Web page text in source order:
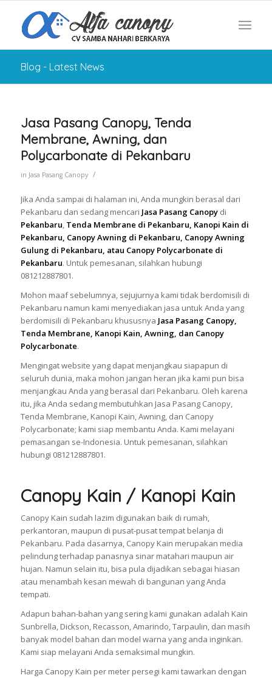
Blog - Latest News
Jasa Pasang Canopy, Tenda
Membrane, Awning, dan
Polycarbonate di Pekanbaru
in Jasa Pasang Canopy /
Jika Anda sampai di halaman ini, Anda mungkin berasal dari
Pekanbaru dan sedang mencari Jasa Pasang Canopy di
Pekanbaru, Tenda Membrane di Pekanbaru, Kanopi Kain di
Pekanbaru, Canopy Awning di Pekanbaru, Canopy Awning
Gulung di Pekanbaru, atau Canopy Polycarbonate di
Pekanbaru. Untuk pemesanan, silahkan hubungi
081212887801.
Mohon maaf sebelumnya, sejujurnya kami tidak berdomisili di
Pekanbaru namun kami menyediakan jasa untuk Anda yang
berdomisili di Pekanbaru khususnya Jasa Pasang Canopy,
Tenda Membrane, Kanopi Kain, Awning, dan Canopy
Polycarbonate.
Mengingat website yang dapat menjangkau siapapun di
seluruh dunia, maka mohon jangan heran jika kami pun bisa
menjangkau Anda yang berasal dari Pekanbaru. Oleh karena
itu, jika Anda sedang membutuhkan Jasa Pasang Canopy,
Tenda Membrane, Kanopi Kain, Awning, dan Canopy
Polycarbonate; kami siap membantu Anda. Kami melayani
pemasangan se-Indonesia. Untuk pemesanan, silahkan
hubungi 081212887801.
Canopy Kain / Kanopi Kain
Canopy Kain sudah lazim digunakan baik di rumah,
perkantoran, maupun di pusat-pusat tempat belanja di
Pekanbaru. Pada dasarnya, Canopy Kain merupakan media
pelindung terhadap panasnya sinar matahari maupun air
hujan. Namun selain itu, bisa pula dijadikan sebagai hiasan
atau menambah kesan mewah di bangunan yang Anda
tempati.
Adapun bahan-bahan yang sering kami gunakan adalah Kain
Sunbrella, Dickson, Recasson, Amarindo, Tarpaulin, dan masih
banyak model bahan dan model warna yang anda inginkan.
Kami siap melayani Anda semaksimal mungkin.
Harga Canopy Kain per meter persegi kami tawarkan dengan